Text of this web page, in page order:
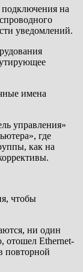
подключения на
уведомлений.
имена
управления»
где
как на
чтобы
ни один
отошел Ethernet-
повторной